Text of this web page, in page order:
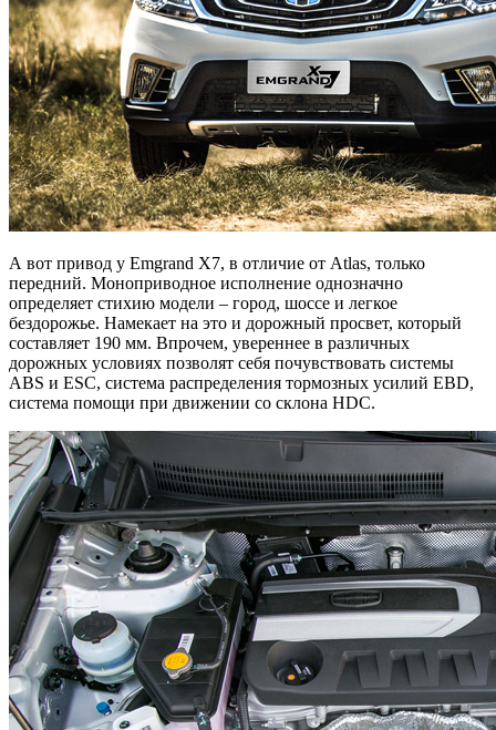
А вот привод у Emgrand X7, в отличие от Atlas, только
передний. Моноприводное исполнение однозначно
определяет стихию модели – город, шоссе и легкое
бездорожье. Намекает на это и дорожный просвет, который
составляет 190 мм. Впрочем, увереннее в различных
дорожных условиях позволят себя почувствовать системы
ABS и ESC, система распределения тормозных усилий EBD,
система помощи при движении со склона HDC.